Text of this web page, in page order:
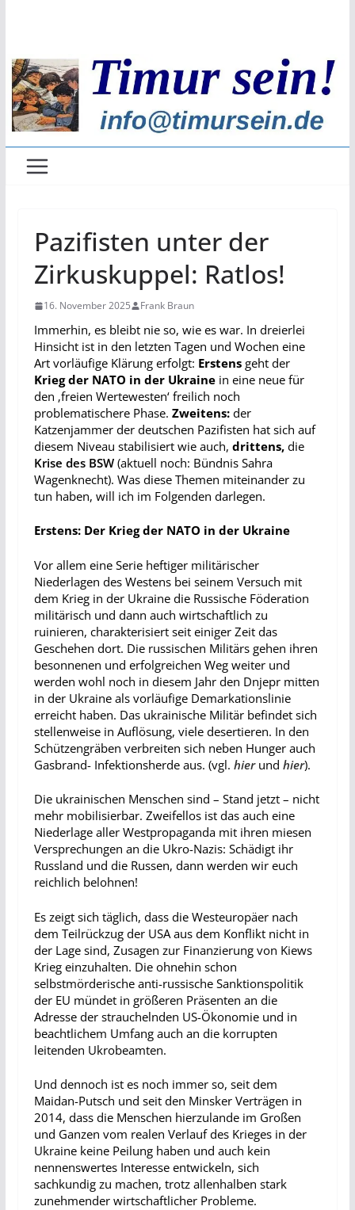
Pazifisten unter der
Zirkuskuppel: Ratlos!
16. November 2025 Frank Braun
Immerhin, es bleibt nie so, wie es war. In dreierlei
Hinsicht ist in den letzten Tagen und Wochen eine
Art vorläufige Klärung erfolgt: Erstensgeht der
Krieg der NATO in der Ukrainein eine neue für
den ‚freien Wertewesten‘ freilich noch
problematischere Phase. Zweitens:der
Katzenjammer der deutschen Pazifisten hat sich auf
diesem Niveau stabilisiert wie auch, drittens,die
Krise des BSW(aktuell noch: Bündnis Sahra
Wagenknecht). Was diese Themen miteinander zu
tun haben, will ich im Folgenden darlegen.
Erstens: Der Krieg der NATO in der Ukraine
Vor allem eine Serie heftiger militärischer
Niederlagen des Westens bei seinem Versuch mit
dem Krieg in der Ukraine die Russische Föderation
militärisch und dann auch wirtschaftlich zu
ruinieren, charakterisiert seit einiger Zeit das
Geschehen dort. Die russischen Militärs gehen ihren
besonnenen und erfolgreichen Weg weiter und
werden wohl noch in diesem Jahr den Dnjepr mitten
in der Ukraine als vorläufige Demarkationslinie
erreicht haben. Das ukrainische Militär befindet sich
stellenweise in Auflösung, viele desertieren. In den
Schützengräben verbreiten sich neben Hunger auch
Gasbrand- Infektionsherde aus. (vgl. hierund hier).
Die ukrainischen Menschen sind – Stand jetzt – nicht
mehr mobilisierbar. Zweifellos ist das auch eine
Niederlage aller Westpropaganda mit ihren miesen
Versprechungen an die Ukro-Nazis: Schädigt ihr
Russland und die Russen, dann werden wir euch
reichlich belohnen!
Es zeigt sich täglich, dass die Westeuropäer nach
dem Teilrückzug der USA aus dem Konflikt nicht in
der Lage sind, Zusagen zur Finanzierung von Kiews
Krieg einzuhalten. Die ohnehin schon
selbstmörderische anti-russische Sanktionspolitik
der EU mündet in größeren Präsenten an die
Adresse der strauchelnden US-Ökonomie und in
beachtlichem Umfang auch an die korrupten
leitenden Ukrobeamten.
Und dennoch ist es noch immer so, seit dem
Maidan-Putsch und seit den Minsker Verträgen in
2014, dass die Menschen hierzulande im Großen
und Ganzen vom realen Verlauf des Krieges in der
Ukraine keine Peilung haben und auch kein
nennenswertes Interesse entwickeln, sich
sachkundig zu machen, trotz allenhalben stark
zunehmender wirtschaftlicher Probleme.